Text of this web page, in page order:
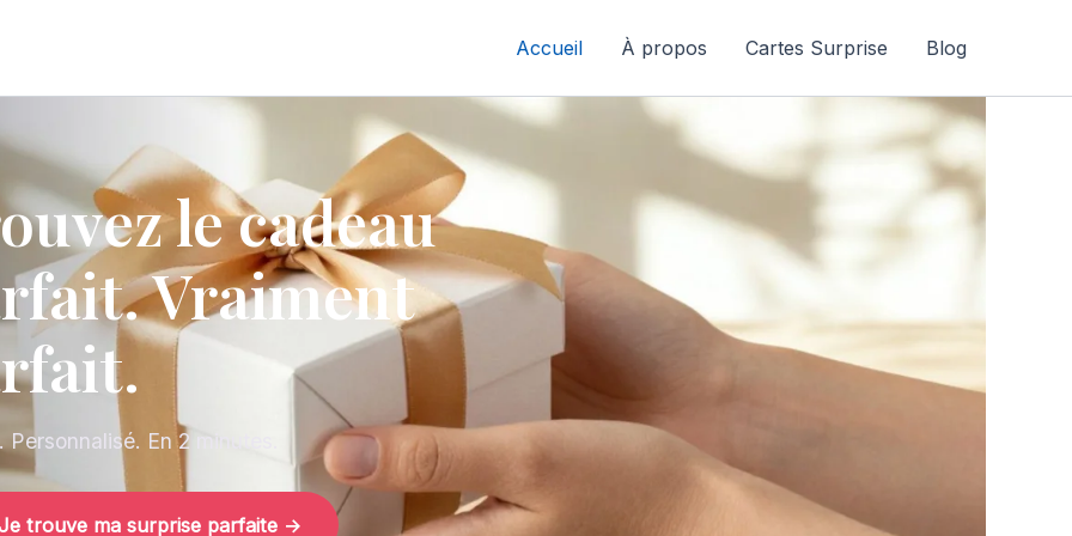
Accueil À propos Cartes Surprise Blog
le cadeau
Vraiment
Personnalisé. En 2 minutes.
trouve ma surprise parfaite →